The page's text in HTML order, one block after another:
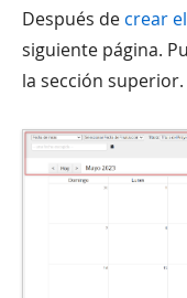
Después de crear
siguiente página.
la sección superior.